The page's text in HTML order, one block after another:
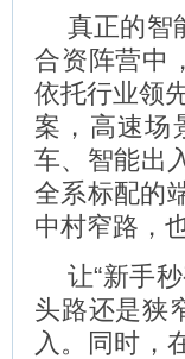
真正的智
合资阵营中
依托行业领
案，高速场
车、智能出
全系标配的
中村窄路，
让“新手
头路还是狭
入。同时，